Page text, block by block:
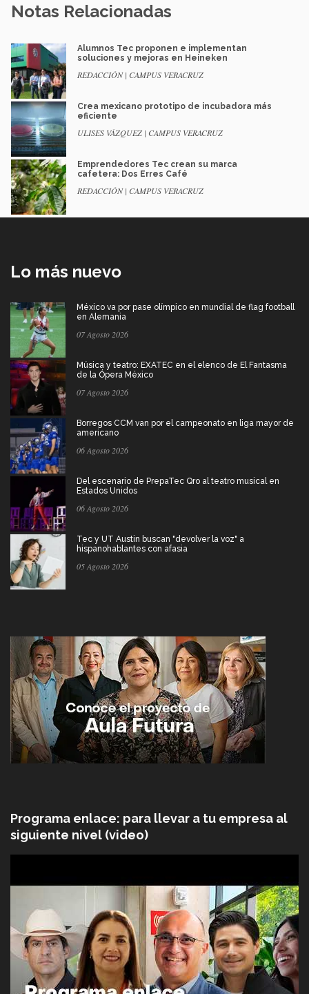
Notas Relacionadas
Alumnos Tec proponen e implementan
soluciones y mejoras en Heineken
REDACCIÓN | CAMPUS VERACRUZ
Crea mexicano prototipo de incubadora más
eficiente
ULISES VÁZQUEZ | CAMPUS VERACRUZ
Emprendedores Tec crean su marca
cafetera: Dos Erres Café
REDACCIÓN | CAMPUS VERACRUZ
Lo más nuevo
México va por pase olímpico en mundial de flag football
en Alemania
07 Agosto 2026
Música y teatro: EXATEC en el elenco de El Fantasma
de la Ópera México
07 Agosto 2026
Borregos CCM van por el campeonato en liga mayor de
americano
06 Agosto 2026
Del escenario de PrepaTec Qro al teatro musical en
Estados Unidos
06 Agosto 2026
Tec y UT Austin buscan "devolver la voz" a
hispanohablantes con afasia
05 Agosto 2026
Programa enlace: para llevar a tu empresa al
siguiente nivel (video)